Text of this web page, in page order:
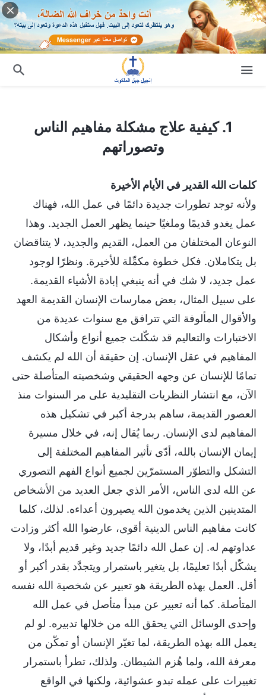
1. كيفية علاج مشكلة مفاهيم الناس
وتصوراتهم
كلمات الله القدير في الأيام الأخيرة
ولأنه توجد تطورات جديدة دائمًا في عمل الله، فهناك
عمل يغدو قديمًا وملغيًا حينما يظهر العمل الجديد. وهذا
النوعان المختلفان من العمل، القديم والجديد، لا يتناقضان
بل يتكاملان. فكل خطوة مكمِّلة للأخيرة. ونظرًا لوجود
عمل جديد، لا شك في أنه ينبغي إبادة الأشياء القديمة.
على سبيل المثال، بعض ممارسات الإنسان القديمة العهد
والأقوال المألوفة التي تترافق مع سنوات عديدة من
الاختبارات والتعاليم قد شكّلت جميع أنواع وأشكال
المفاهيم في عقل الإنسان. إن حقيقة أن الله لم يكشف
تمامًا للإنسان عن وجهه الحقيقي وشخصيته المتأصلة حتى
الآن، مع انتشار النظريات التقليدية على مر السنوات منذ
العصور القديمة، ساهم بدرجة أكبر في تشكيل هذه
المفاهيم لدى الإنسان. ربما يُقال إنه، في خلال مسيرة
إيمان الإنسان بالله، أدّى تأثير المفاهيم المختلفة إلى
التشكل والتطوّر المستمرّين لجميع أنواع الفهم التصوري
عن الله لدى الناس، الأمر الذي جعل العديد من الأشخاص
المتدينين الذين يخدمون الله يصيرون أعداءه. لذلك، كلما
كانت مفاهيم الناس الدينية أقوى، عارضوا الله أكثر وزادت
عداوتهم له. إن عمل الله دائمًا جديد وغير قديم أبدًا، ولا
يشكّل أبدًا تعليمًا، بل يتغير باستمرار ويتجدَّد بقدر أكبر أو
أقل. العمل بهذه الطريقة هو تعبير عن شخصية الله نفسه
المتأصلة. كما أنه تعبير عن مبدأ متأصل في عمل الله
وإحدى الوسائل التي يحقق الله من خلالها تدبيره. لو لم
يعمل الله بهذه الطريقة، لما تغيّر الإنسان أو تمكّن من
معرفة الله، ولما هُزم الشيطان. ولذلك، تطرأ باستمرار
تغييرات على عمله تبدو عشوائية، ولكنها في الواقع